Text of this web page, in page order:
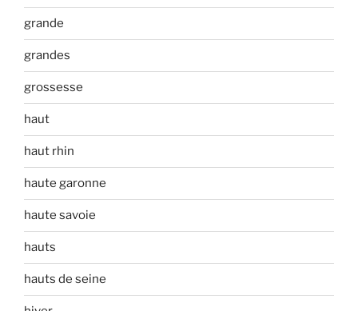
grande
grandes
grossesse
haut
haut rhin
haute garonne
haute savoie
hauts
hauts de seine